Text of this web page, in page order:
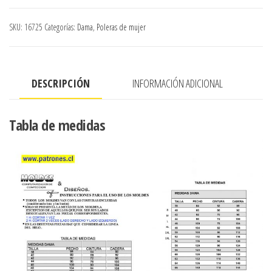
ESCOTE
ANUDADO
SKU: 16725 Categorías: Dama, Poleras de mujer
DESCRIPCIÓN INFORMACIÓN ADICIONAL
Tabla de medidas